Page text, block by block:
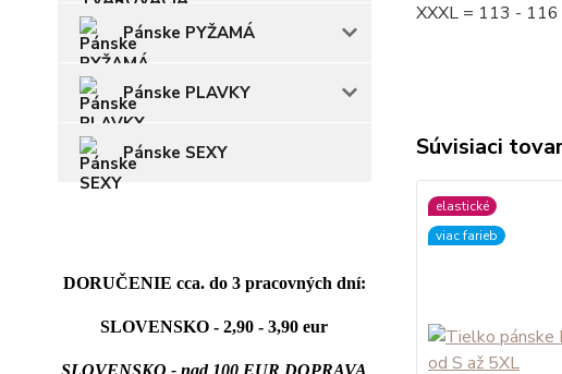
Pánske PYŽAMÁ
Pánske PLAVKY
Pánske SEXY
DORUČENIE cca. do 3 pracovných dní:
SLOVENSKO - 2,90 - 3,90 eur
SLOVENSKO - nad 100 EUR DOPRAVA
XXXL = 113 -
Súvisiaci
elastické
viac farieb